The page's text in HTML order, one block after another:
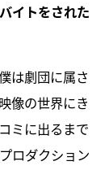
イトをされた
は劇団に属さ
像の世界にき
ミに出るまで
ロダクション